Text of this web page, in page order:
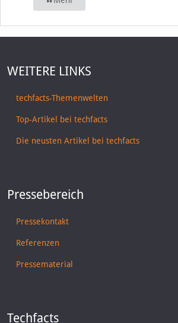
WEITERE LINKS
techfacts-Themenwelten
Top-Artikel bei techfacts
Die neusten Artikel bei techfacts
Pressebereich
Pressekontakt
Referenzen
Pressematerial
Techfacts